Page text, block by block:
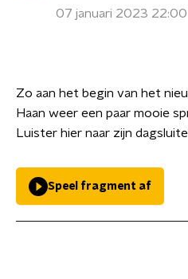
07 januari 2023
Zo aan het begin van het
Haan weer een paar mooie
Luister hier naar zijn
Speel fragment af